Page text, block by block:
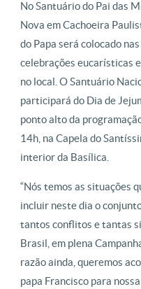
No Santuário do Pai das
Nova em Cachoeira
do Papa será colocado
celebrações eucarísticas
no local. O Santuário
participará do Dia de
ponto alto da
14h, na Capela do
interior da Basílica.
“Nós temos as situações
incluir neste dia o
tantos conflitos e tantas
Brasil, em plena
razão ainda, queremos
papa Francisco para